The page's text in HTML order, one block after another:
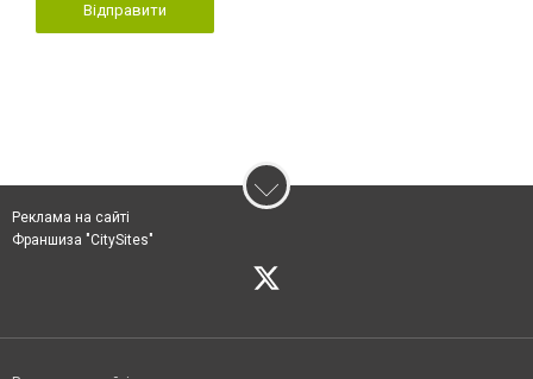
Відправити
Реклама на сайті
Франшиза "CitySites"